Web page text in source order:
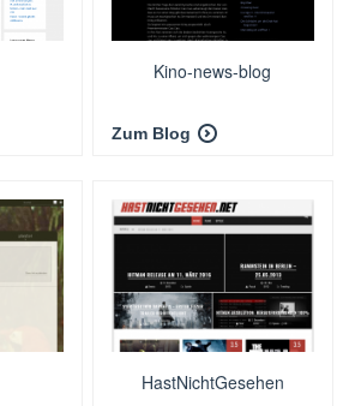
Kino-news-blog
Zum Blog
HastNichtGesehen